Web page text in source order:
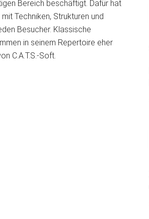
Bereich beschäftigt. Dafür hat
Techniken, Strukturen und
Besucher. Klassische
in seinem Repertoire eher
C.A.T.S.-Soft.